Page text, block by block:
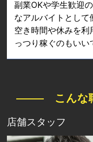
副業OKや学生歓迎
なアルバイトとし
空き時間や休みを
っつり稼ぐのもいい
こんな
店舗スタッフ